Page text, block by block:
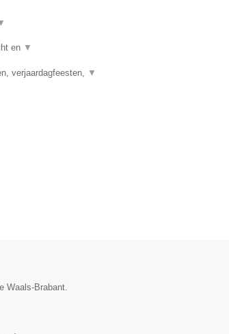
en ▼
verjaardagfeesten, ▼
Waals-Brabant.